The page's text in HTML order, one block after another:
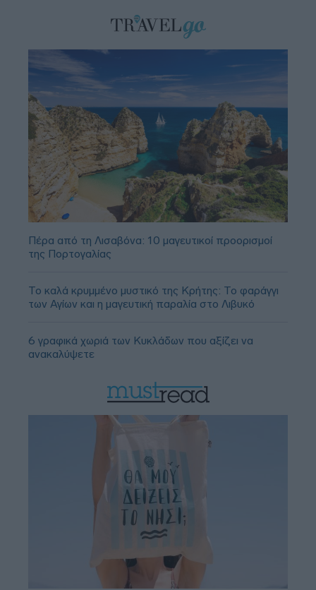
Πέρα από τη Λισαβόνα: 10 μαγευτικοί προορισμοί
της Πορτογαλίας
Το καλά κρυμμένο μυστικό της Κρήτης: Το φαράγγι
των Αγίων και η μαγευτική παραλία στο Λιβυκό
6 γραφικά χωριά των Κυκλάδων που αξίζει να
ανακαλύψετε